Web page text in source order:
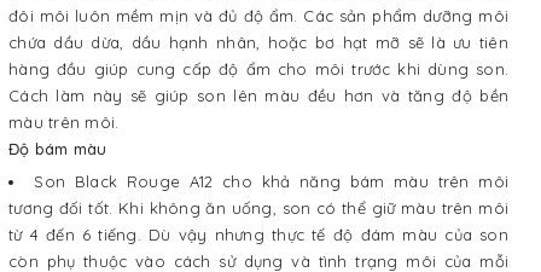
đôi môi luôn mềm mịn và đủ độ ẩm. Các sản phẩm dưỡng môi
chứa dầu dừa, dầu hạnh nhân, hoặc bơ hạt mỡ sẽ là ưu tiên
hàng đầu giúp cung cấp độ ẩm cho môi trước khi dùng son.
Cách làm này sẽ giúp son lên màu đều hơn và tăng độ bền
màu trên môi.
Độ bám màu
Son Black Rouge A12 cho khả năng bám màu trên môi
tương đối tốt. Khi không ăn uống, son có thể giữ màu trên môi
từ 4 đến 6 tiếng. Dù vậy nhưng thực tế độ đám màu của son
còn phụ thuộc vào cách sử dụng và tình trạng môi của mỗi